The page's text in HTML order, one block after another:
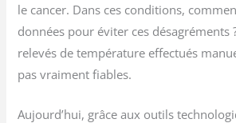
le cancer. Dans ces conditions,
données pour éviter ces désagréments
relevés de température effectués
pas vraiment fiables.
Aujourd’hui, grâce aux outils